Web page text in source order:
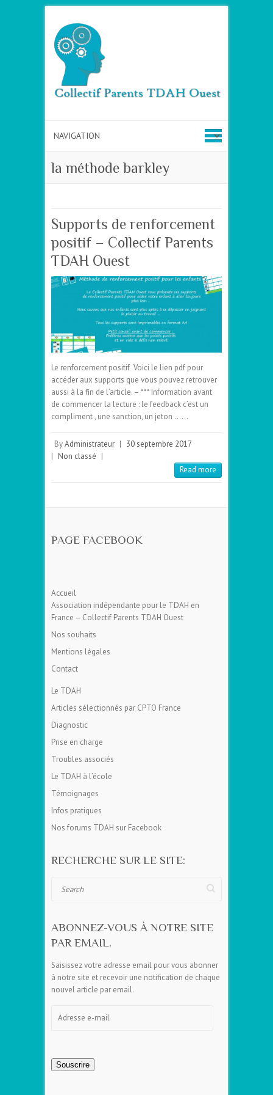
la méthode barkley
Supports de renforcement
positif – Collectif Parents
TDAH Ouest
Le renforcement positif Voici le lien pdf pour
accéder aux supports que vous pouvez retrouver
aussi à la fin de l’article. – *** Information avant
de commencer la lecture : le feedback c’est un
compliment , une sanction, un jeton ……
ByAdministrateur
30 septembre 2017
Non classé
Read more
PAGE FACEBOOK
Accueil
Association indépendante pour le TDAH en
France – Collectif Parents TDAH Ouest
Nos souhaits
Mentions légales
Contact
Le TDAH
Articles sélectionnés par CPTO France
Diagnostic
Prise en charge
Troubles associés
Le TDAH à l’école
Témoignages
Infos pratiques
Nos forums TDAH sur Facebook
RECHERCHE SUR LE SITE:
ABONNEZ-VOUS À NOTRE SITE
PAR EMAIL.
Saisissez votre adresse email pour vous abonner
à notre site et recevoir une notification de chaque
nouvel article par email.
Souscrire